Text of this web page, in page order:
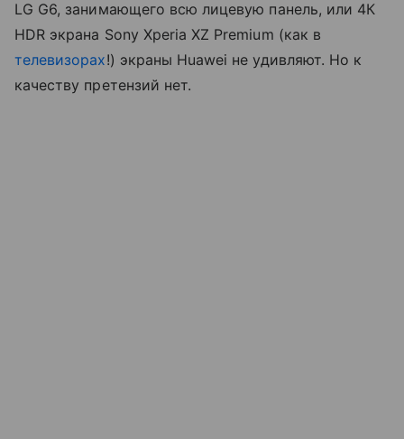
LG G6, занимающего всю лицевую панель, или 4К
HDR экрана Sony Xperia XZ Premium (как в
телевизорах!) экраны Huawei не удивляют. Но к
качеству претензий нет.